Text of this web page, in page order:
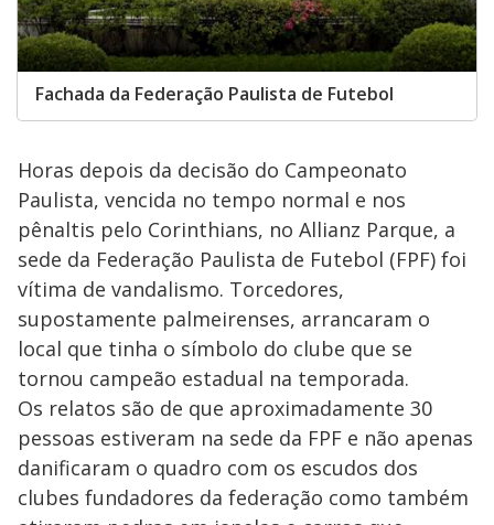
Fachada da Federação Paulista de Futebol
Horas depois da decisão do Campeonato
Paulista, vencida no tempo normal e nos
pênaltis pelo Corinthians, no Allianz Parque, a
sede da Federação Paulista de Futebol (FPF) foi
vítima de vandalismo. Torcedores,
supostamente palmeirenses, arrancaram o
local que tinha o símbolo do clube que se
tornou campeão estadual na temporada.
Os relatos são de que aproximadamente 30
pessoas estiveram na sede da FPF e não apenas
danificaram o quadro com os escudos dos
clubes fundadores da federação como também